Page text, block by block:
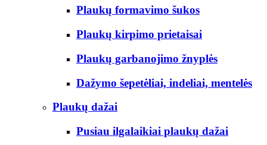
Plaukų formavimo šukos
Plaukų kirpimo prietaisai
Plaukų garbanojimo žnyplės
Dažymo šepetėliai, indeliai, mentelės
Plaukų dažai
Pusiau ilgalaikiai plaukų dažai